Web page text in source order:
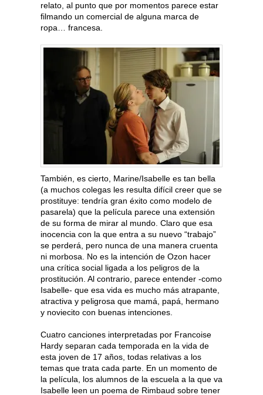
relato, al punto que por momentos parece estar
filmando un comercial de alguna marca de
ropa… francesa.
También, es cierto, Marine/Isabelle es tan bella
(a muchos colegas les resulta difícil creer que se
prostituye: tendría gran éxito como modelo de
pasarela) que la película parece una extensión
de su forma de mirar al mundo. Claro que esa
inocencia con la que entra a su nuevo “trabajo”
se perderá, pero nunca de una manera cruenta
ni morbosa. No es la intención de Ozon hacer
una crítica social ligada a los peligros de la
prostitución. Al contrario, parece entender -como
Isabelle- que esa vida es mucho más atrapante,
atractiva y peligrosa que mamá, papá, hermano
y noviecito con buenas intenciones.
Cuatro canciones interpretadas por Francoise
Hardy separan cada temporada en la vida de
esta joven de 17 años, todas relativas a los
temas que trata cada parte. En un momento de
la película, los alumnos de la escuela a la que va
Isabelle leen un poema de Rimbaud sobre tener